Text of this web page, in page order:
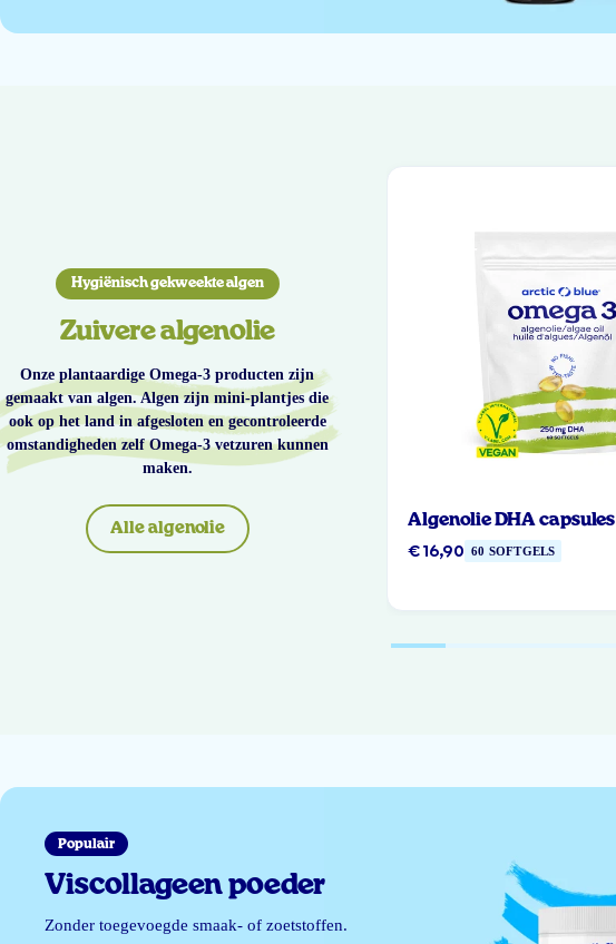
Hygiënisch gekweekte algen
Zuivere algenolie
Onze plantaardige Omega-3 producten zijn
gemaakt van algen. Algen zijn mini-plantjes die
ook op het land in afgesloten en gecontroleerde
omstandigheden zelf Omega-3 vetzuren kunnen
maken.
Alle algenolie Algenolie DHA capsules
€ 16,90 60 SOFTGELS
Populair
Viscollageen poeder
Zonder toegevoegde smaak- of zoetstoffen.